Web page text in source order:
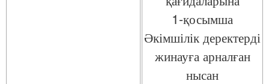
1-қосымша
Әкімшілік деректерді
жинауға арналған
нысан